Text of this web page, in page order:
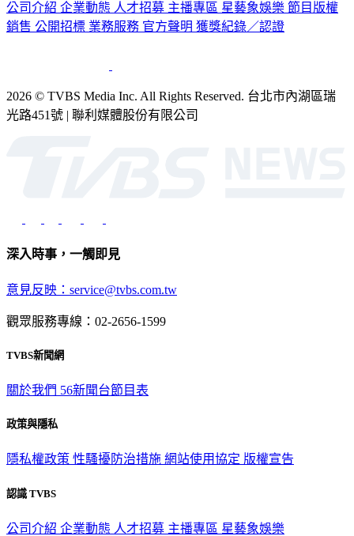
公司介紹 企業動態 人才招募 主播專區 星藝象娛樂 節目版權
銷售 公開招標 業務服務 官方聲明 獲獎紀錄／認證
2026 © TVBS Media Inc. All Rights Reserved. 台北市內湖區瑞
光路451號 | 聯利媒體股份有限公司
深入時事，一觸即見
意見反映：service@tvbs.com.tw
觀眾服務專線：02-2656-1599
TVBS新聞網
關於我們 56新聞台節目表
政策與隱私
隱私權政策 性騷擾防治措施 網站使用協定 版權宣告
認識 TVBS
公司介紹 企業動態 人才招募 主播專區 星藝象娛樂